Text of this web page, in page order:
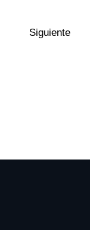
Siguiente